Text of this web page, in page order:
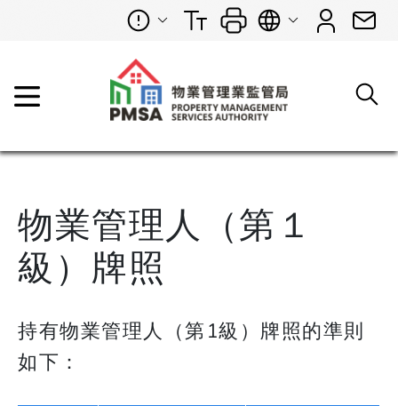
物業管理人（第１
級）牌照
持有物業管理人（第1級）牌照的準則
如下：